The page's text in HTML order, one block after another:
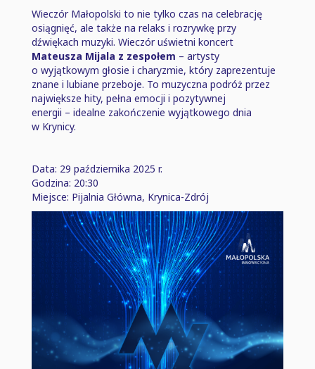
Wieczór Małopolski to nie tylko czas na celebrację
osiągnięć, ale także na relaks i rozrywkę przy
dźwiękach muzyki. Wieczór uświetni koncert
Mateusza Mijala z zespołem ⁠–⁠ artysty
o wyjątkowym głosie i charyzmie, który zaprezentuje
znane i lubiane przeboje. To muzyczna podróż przez
największe hity, pełna emocji i pozytywnej
energii ⁠–⁠ idealne zakończenie wyjątkowego dnia
w Krynicy.
Data: 29 października 2025 r.
Godzina: 20:30
Miejsce: Pijalnia Główna, Krynica-Zdrój